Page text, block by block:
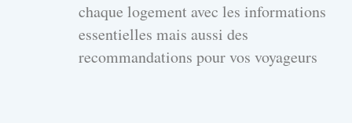
chaque logement avec les informations
essentielles mais aussi des
recommandations pour vos voyageurs